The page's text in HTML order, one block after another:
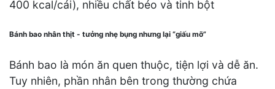
400 kcal/cái), nhiều chất béo và tinh bột
Bánh bao nhân thịt - tưởng nhẹ bụng nhưng lại “giấu mỡ”
Bánh bao là món ăn quen thuộc, tiện lợi và dễ ăn.
Tuy nhiên, phần nhân bên trong thường chứa